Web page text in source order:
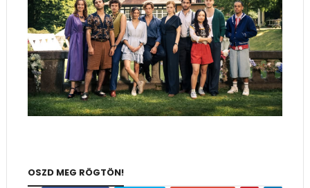
OSZD MEG RÖGTÖN!